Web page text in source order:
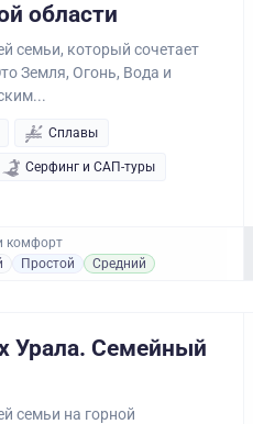
области
семьи, который сочетает
Земля, Огонь, Вода и
Сплавы
Серфинг и САП-туры
комфорт
Простой Средний
Урала. Семейный
семьи на горной